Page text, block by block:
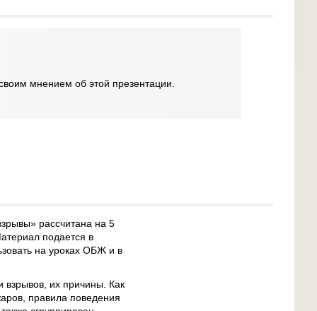
мнением об этой презентации.
рассчитана на 5
подается в
на уроках ОБЖ и в
взрывов, их причины. Как
правила поведения